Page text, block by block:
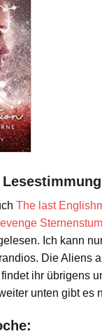
The last
Sternenstum
Ich kann
Die Aliens
ihr übrigens
unten gibt es